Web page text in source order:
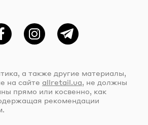
ФейсбукInstagramTelegram
а также другие материалы,
на сайте allretail.ua, не должны
прямо или косвенно, как
рекомендации